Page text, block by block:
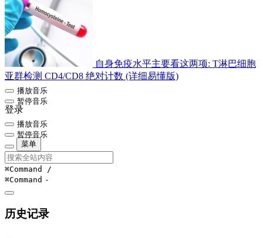
自身免疫水平主要看这两项: T淋巴细胞
亚群检测 CD4/CD8 绝对计数 (详细易懂版)
播放音乐
暂停音乐
登录
播放音乐
暂停音乐
菜单
⌘Command /
⌘Command -
历史记录